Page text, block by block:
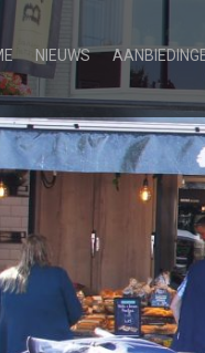
NIEUWS